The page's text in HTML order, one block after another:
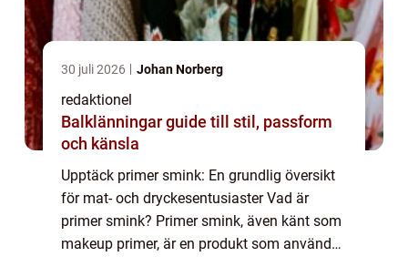
30 juli 2026 Johan Norberg
redaktionel
Balklänningar guide till stil, passform
och känsla
Upptäck primer smink: En grundlig översikt
för mat- och dryckesentusiaster Vad är
primer smink? Primer smink, även känt som
makeup primer, är en produkt som används